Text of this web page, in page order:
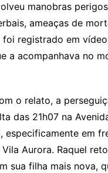
manobras
ameaças de
foi registrado em
a acompanhava no
o relato, a
das 21h07 na
especificamente em
Aurora. Raquel
sua filha mais nova,